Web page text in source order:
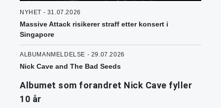
NYHET - 31.07.2026
Massive Attack risikerer straff etter konsert i
Singapore
ALBUMANMELDELSE - 29.07.2026
Nick Cave and The Bad Seeds
Albumet som forandret Nick Cave fyller
10 år